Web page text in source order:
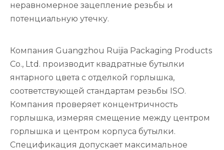
неравномерное зацепление резьбы и
потенциальную утечку.
Компания Guangzhou Ruijia Packaging Products
Co., Ltd. производит квадратные бутылки
янтарного цвета с отделкой горлышка,
соответствующей стандартам резьбы ISO.
Компания проверяет концентричность
горлышка, измеряя смещение между центром
горлышка и центром корпуса бутылки.
Спецификация допускает максимальное